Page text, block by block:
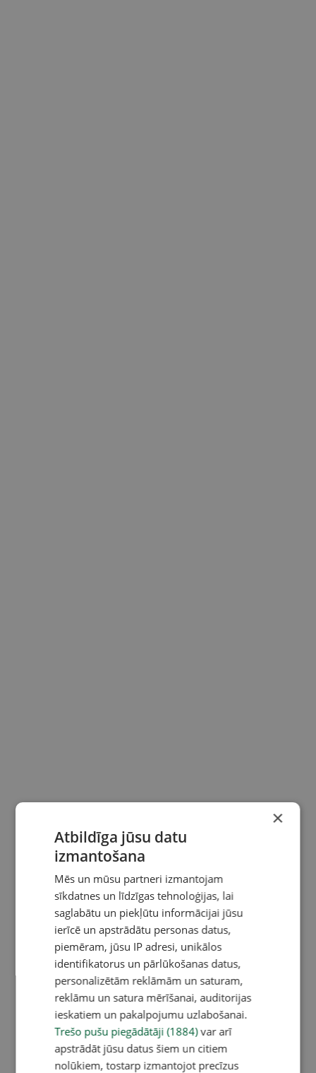
×
Atbildīga jūsu datu
izmantošana
Mēs un mūsu partneri izmantojam
sīkdatnes un līdzīgas tehnoloģijas, lai
saglabātu un piekļūtu informācijai jūsu
ierīcē un apstrādātu personas datus,
piemēram, jūsu IP adresi, unikālos
identifikatorus un pārlūkošanas datus,
personalizētām reklāmām un saturam,
reklāmu un satura mērīšanai, auditorijas
ieskatiem un pakalpojumu uzlabošanai.
Trešo pušu piegādātāji (1884)var arī
apstrādāt jūsu datus šiem un citiem
nolūkiem, tostarp izmantojot precīzus